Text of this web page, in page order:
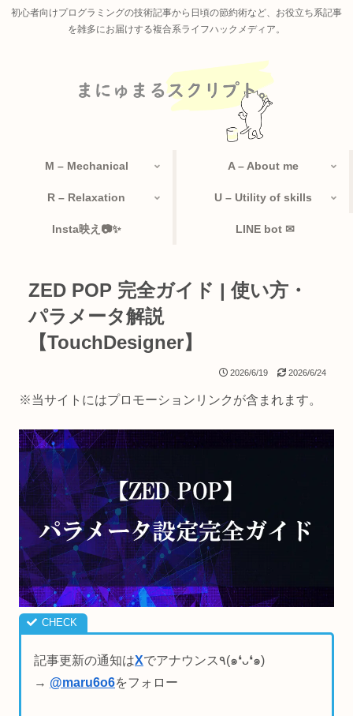
初心者向けプログラミングの技術記事から日頃の節約術など、お役立ち系記事
を雑多にお届けする複合系ライフハックメディア。
M – Mechanical A – About me
R – Relaxation U – Utility of skills
Insta映え📷✨ LINE bot ✉
ZED POP 完全ガイド | 使い方・
パラメータ解説
【TouchDesigner】
2026/6/19 2026/6/24
※当サイトにはプロモーションリンクが含まれます。
記事更新の通知はX
でアナウンス٩(๑❛ᴗ❛๑)
→ @maru6o6をフォロー